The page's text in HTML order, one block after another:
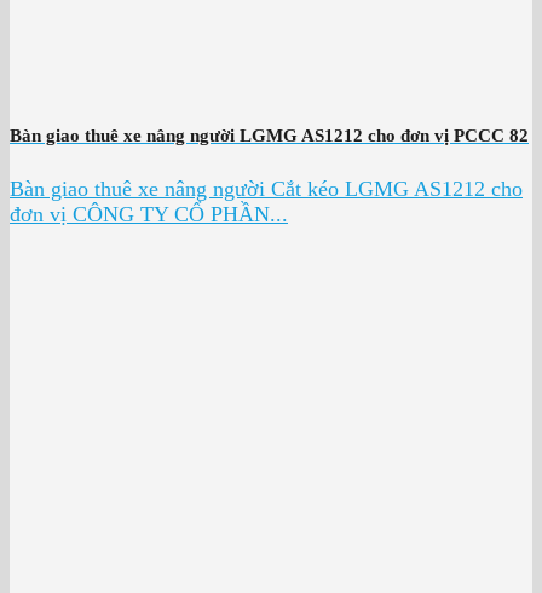
Bàn giao thuê xe nâng người LGMG AS1212 cho đơn vị PCCC 82
Bàn giao thuê xe nâng người Cắt kéo LGMG AS1212 cho
đơn vị CÔNG TY CỔ PHẦN...